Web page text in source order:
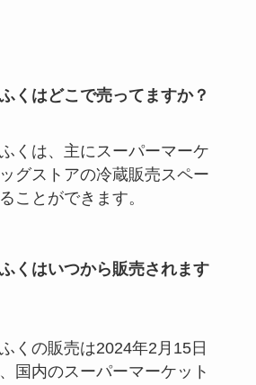
くはどこで売ってますか？
くは、主にスーパーマーケ
グストアの冷蔵販売スペー
ことができます。
くはいつから販売されます
くの販売は2024年2月15日
国内のスーパーマーケット